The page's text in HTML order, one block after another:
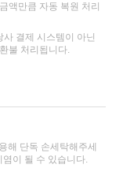
액만큼 자동 복원 처리
결제 시스템이 아닌
불 처리됩니다.
해 단독 손세탁해주세
이 될 수 있습니다.